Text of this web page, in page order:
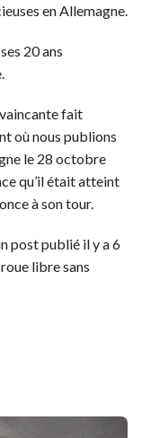
en Allemagne.
20 ans
fait
où nous publions
le 28 octobre
qu’il était atteint
à son tour.
post publié il y a 6
libre sans